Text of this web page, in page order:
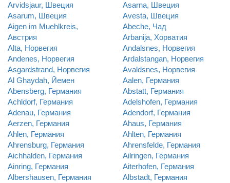
Arvidsjaur, Швеция
Asarna, Швеция
Asarum, Швеция
Avesta, Швеция
Aigen im Muehlkreis,
Австрия
Abeche, Чад
Arbanija, Хорватия
Alta, Норвегия
Andalsnes, Норвегия
Andenes, Норвегия
Ardalstangan, Норвегия
Asgardstrand, Норвегия
Avaldsnes, Норвегия
Al Ghaydah, Йемен
Aalen, Германия
Abensberg, Германия
Abstatt, Германия
Achldorf, Германия
Adelshofen, Германия
Adenau, Германия
Adendorf, Германия
Aerzen, Германия
Ahaus, Германия
Ahlen, Германия
Ahlten, Германия
Ahrensburg, Германия
Ahrensfelde, Германия
Aichhalden, Германия
Ailringen, Германия
Ainring, Германия
Aiterhofen, Германия
Albershausen, Германия
Albstadt, Германия